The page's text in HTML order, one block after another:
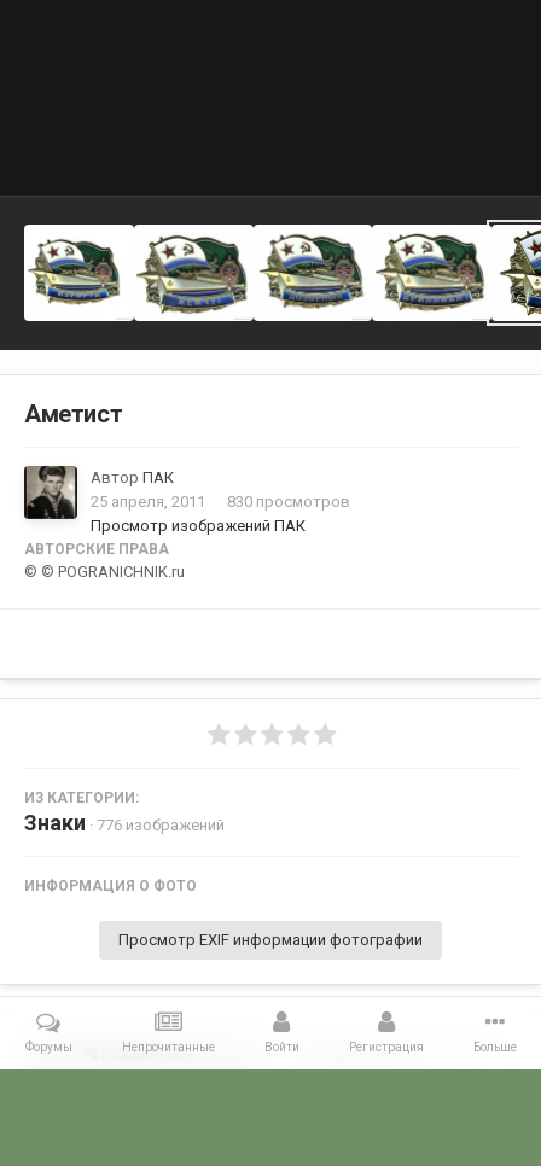
Аметист
Автор ПАК
25 апреля, 2011
830 просмотров
Просмотр изображений ПАК
АВТОРСКИЕ ПРАВА
© © POGRANICHNIK.ru
ИЗ КАТЕГОРИИ:
Знаки · 776 изображений
ИНФОРМАЦИЯ О ФОТО
Просмотр EXIF информации фотографии
Поделиться Подписчики 0
Форумы Непрочитанные Войти Регистрация Больше